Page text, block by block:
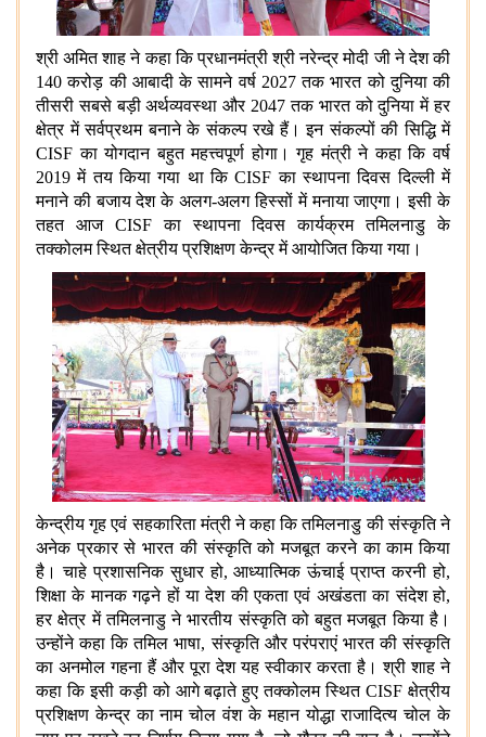
श्री अमित शाह ने कहा कि प्रधानमंत्री श्री नरेन्द्र मोदी जी ने देश की
140 करोड़ की आबादी के सामने वर्ष 2027 तक भारत को दुनिया की
तीसरी सबसे बड़ी अर्थव्यवस्था और 2047 तक भारत को दुनिया में हर
क्षेत्र में सर्वप्रथम बनाने के संकल्प रखे हैं। इन संकल्पों की सिद्धि में
CISF का योगदान बहुत महत्त्वपूर्ण होगा। गृह मंत्री ने कहा कि वर्ष
2019 में तय किया गया था कि CISF का स्थापना दिवस दिल्ली में
मनाने की बजाय देश के अलग-अलग हिस्सों में मनाया जाएगा। इसी के
तहत आज CISF का स्थापना दिवस कार्यक्रम तमिलनाडु के
तक्कोलम स्थित क्षेत्रीय प्रशिक्षण केन्द्र में आयोजित किया गया।
केन्द्रीय गृह एवं सहकारिता मंत्री ने कहा कि तमिलनाडु की संस्कृति ने
अनेक प्रकार से भारत की संस्कृति को मजबूत करने का काम किया
है। चाहे प्रशासनिक सुधार हो, आध्यात्मिक ऊंचाई प्राप्त करनी हो,
शिक्षा के मानक गढ़ने हों या देश की एकता एवं अखंडता का संदेश हो,
हर क्षेत्र में तमिलनाडु ने भारतीय संस्कृति को बहुत मजबूत किया है।
उन्होंने कहा कि तमिल भाषा, संस्कृति और परंपराएं भारत की संस्कृति
का अनमोल गहना हैं और पूरा देश यह स्वीकार करता है। श्री शाह ने
कहा कि इसी कड़ी को आगे बढ़ाते हुए तक्कोलम स्थित CISF क्षेत्रीय
प्रशिक्षण केन्द्र का नाम चोल वंश के महान योद्धा राजादित्य चोल के